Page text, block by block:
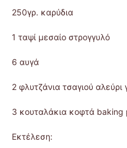
250γρ. καρύδια
1 ταψί μεσαίο στρογγυλό
6 αυγά
2 φλυτζάνια τσαγιού αλεύρι
3 κουταλάκια κοφτά baking
Εκτέλεση: